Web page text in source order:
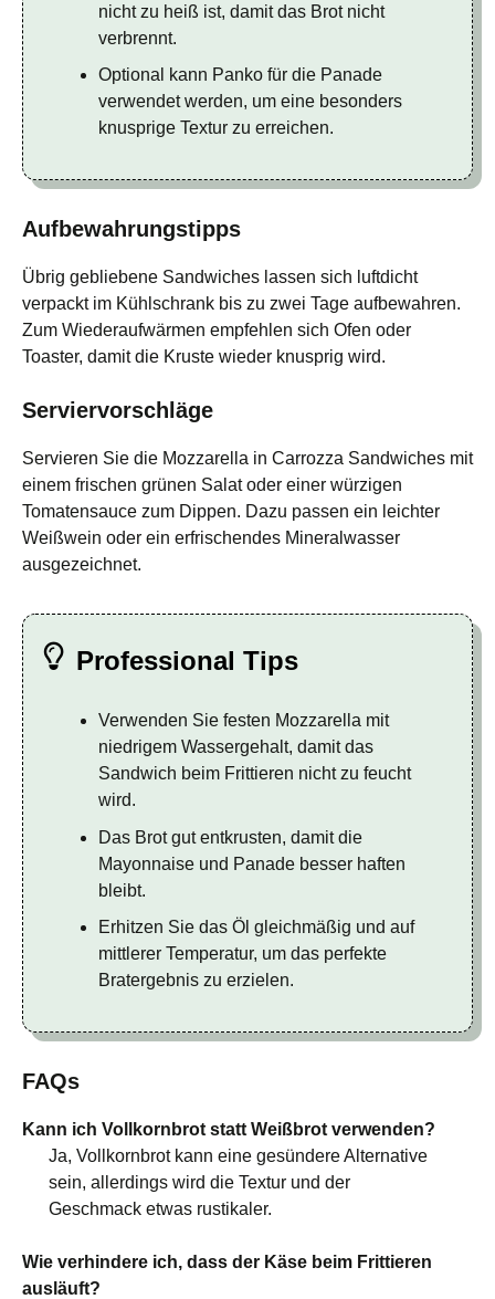
nicht zu heiß ist, damit das Brot nicht
verbrennt.
Optional kann Panko für die Panade
verwendet werden, um eine besonders
knusprige Textur zu erreichen.
Aufbewahrungstipps
Übrig gebliebene Sandwiches lassen sich luftdicht
verpackt im Kühlschrank bis zu zwei Tage aufbewahren.
Zum Wiederaufwärmen empfehlen sich Ofen oder
Toaster, damit die Kruste wieder knusprig wird.
Serviervorschläge
Servieren Sie die Mozzarella in Carrozza Sandwiches mit
einem frischen grünen Salat oder einer würzigen
Tomatensauce zum Dippen. Dazu passen ein leichter
Weißwein oder ein erfrischendes Mineralwasser
ausgezeichnet.
Professional Tips
Verwenden Sie festen Mozzarella mit
niedrigem Wassergehalt, damit das
Sandwich beim Frittieren nicht zu feucht
wird.
Das Brot gut entkrusten, damit die
Mayonnaise und Panade besser haften
bleibt.
Erhitzen Sie das Öl gleichmäßig und auf
mittlerer Temperatur, um das perfekte
Bratergebnis zu erzielen.
FAQs
Kann ich Vollkornbrot statt Weißbrot verwenden?
Ja, Vollkornbrot kann eine gesündere Alternative
sein, allerdings wird die Textur und der
Geschmack etwas rustikaler.
Wie verhindere ich, dass der Käse beim Frittieren
ausläuft?